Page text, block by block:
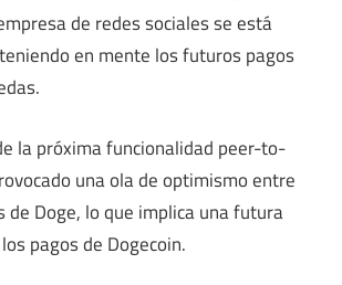
de redes sociales se está
en mente los futuros pagos
la próxima funcionalidad peer-to-
una ola de optimismo entre
de Doge, lo que implica una futura
pagos de Dogecoin.